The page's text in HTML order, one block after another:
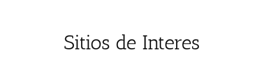
Sitios de Interes